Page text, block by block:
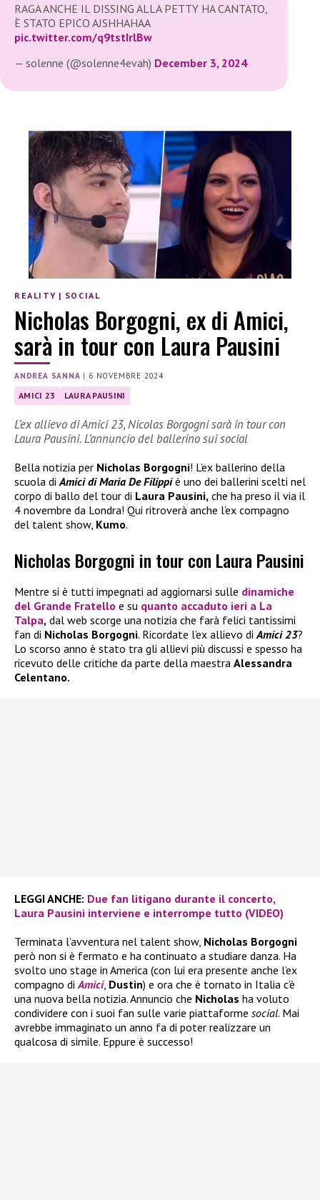
RAGA ANCHE IL DISSING ALLA PETTY HA CANTATO,
È STATO EPICO AJSHHAHAA
pic.twitter.com/q9tstIrlBw
— solenne (@solenne4evah) December 3, 2024
REALITY | SOCIAL
Nicholas Borgogni, ex di Amici,
sarà in tour con Laura Pausini
ANDREA SANNA | 6 NOVEMBRE 2024
AMICI 23 LAURA PAUSINI
L’ex allievo di Amici 23, Nicolas Borgogni sarà in tour con
Laura Pausini. L’annuncio del ballerino sui social
Bella notizia per Nicholas Borgogni! L’ex ballerino della
scuola di Amici di Maria De Filippiè uno dei ballerini scelti nel
corpo di ballo del tour di Laura Pausini, che ha preso il via il
4 novembre da Londra! Qui ritroverà anche l’ex compagno
del talent show, Kumo.
Nicholas Borgogni in tour con Laura Pausini
Mentre si è tutti impegnati ad aggiornarsi sulle dinamiche
del Grande Fratello e su quanto accaduto ieri a La
Talpa, dal web scorge una notizia che farà felici tantissimi
fan di Nicholas Borgogni. Ricordate l’ex allievo diAmici 23?
Lo scorso anno è stato tra gli allievi più discussi e spesso ha
ricevuto delle critiche da parte della maestra Alessandra
Celentano.
LEGGI ANCHE: Due fan litigano durante il concerto,
Laura Pausini interviene e interrompe tutto (VIDEO)
Terminata l’avventura nel talent show, Nicholas Borgogni
però non si è fermato e ha continuato a studiare danza. Ha
svolto uno stage in America (con lui era presente anche l’ex
compagno diAmici, Dustin) e ora che è tornato in Italia c’è
una nuova bella notizia. Annuncio che Nicholas ha voluto
condividere con i suoi fan sulle varie piattaforme social. Mai
avrebbe immaginato un anno fa di poter realizzare un
qualcosa di simile. Eppure è successo!